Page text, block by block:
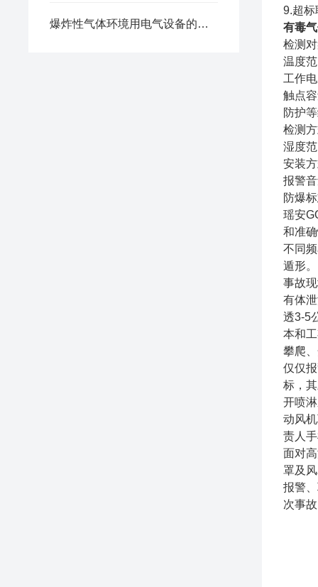
爆炸性气体环境用电气设备的选型
9.超标
有毒
检测
温度
工作
触点
防护
检测
湿度
安装
报警
防爆
瑶安
和准
不同
遁形。
事故
有体
透3-5
本和
攀爬
仅仅
标，
开喷
动风
责人
面对
罩及
报警
次事